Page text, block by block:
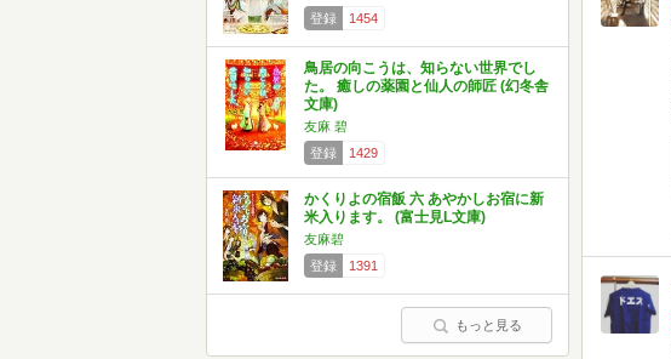
登録
1454
鳥居の向こうは、知らない世界でし
た。 癒しの薬園と仙人の師匠 (幻冬舎
文庫)
友麻 碧
登録
1429
かくりよの宿飯 六 あやかしお宿に新
米入ります。 (富士見L文庫)
友麻碧
登録
1391
もっと見る